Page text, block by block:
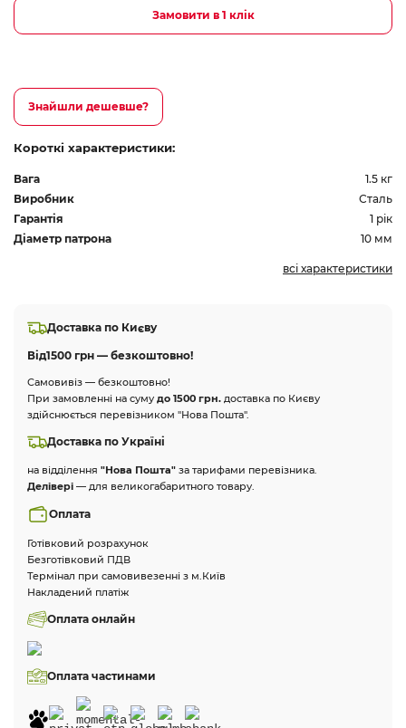
Замовити в 1 клік
Знайшли дешевше?
Короткі характеристики:
Вага
1.5 кг
Виробник
Сталь
Гарантія
1 рік
Діаметр патрона
10 мм
всі характеристики
Доставка по Києву
Від1500 грн — безкоштовно!
Самовивіз — безкоштовно!
При замовленні на суму до 1500 грн. доставка по Києву
здійснюється перевізником "Нова Пошта".
Доставка по Україні
на відділення "Нова Пошта" за тарифами перевізника.
Делівері — для великогабаритного товару.
Оплата
Готівковий розрахунок
Безготівковий ПДВ
Термінал при самовивезенні з м.Київ
Накладений платіж
Оплата онлайн
Оплата частинами